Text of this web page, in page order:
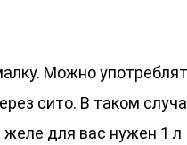
Можно
сито. В таком
желе для вас нужен 1 л